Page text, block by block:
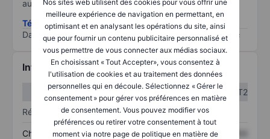
Nos sites web utilisent des cookies pour vous offrir une
meilleure expérience de navigation en permettant, en
optimisant et en analysant les opérations du site, ainsi
que pour fournir un contenu publicitaire personnalisé et
vous permettre de vous connecter aux médias sociaux.
En choisissant « Tout Accepter», vous consentez à
l'utilisation de cookies et au traitement des données
personnelles qui en découle. Sélectionnez « Gérer le
consentement » pour gérer vos préférences en matière
de consentement. Vous pouvez modifier vos
préférences ou retirer votre consentement à tout
moment via notre page de politique en matière de
au risque le plus élevé).
Télécharger la méthodologie ESG (en anglais)
Data provided by
/
Informations financières
T1
T2
Résultats
Chiffre d’affaires XXXXXXX XXXXXXX